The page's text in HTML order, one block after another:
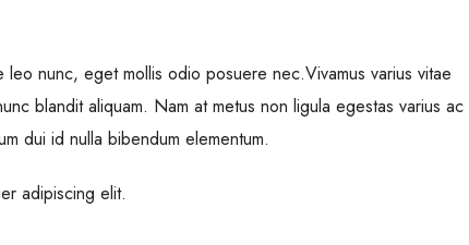
nunc, eget mollis odio posuere nec.Vivamus varius vitae
blandit aliquam. Nam at metus non ligula egestas varius ac
dui id nulla bibendum elementum.
adipiscing elit.